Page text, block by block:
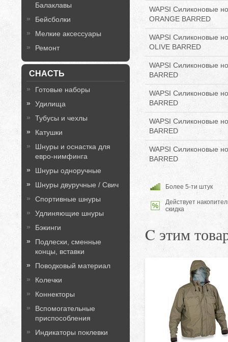
Балаклавы
Бейсболки
Мелкие аксессуары
Ремонт
СНАСТЬ
Готовые наборы
Удилища
Тубусы и чехлы
Катушки
Шнуры и оснастка для
евро-нимфинга
Шнуры одноручные
Шнуры двуручные / Свич
Спортивные шнуры
Удлиняющие шнуры
Бэкинги
Подлески, сменные
концы, вставки
Поводковый материал
Колечки
Коннекторы
Вспомогательные
приспособления
Индикаторы поклевки
WAPSI Силиконовые
ORANGE BARRED
WAPSI Силиконовые
OLIVE BARRED
WAPSI Силиконовые
BARRED
WAPSI Силиконовые
BARRED
WAPSI Силиконовые
BARRED
WAPSI Силиконовые
BARRED
Более 5-ти штук
Действует
скидка
C этим